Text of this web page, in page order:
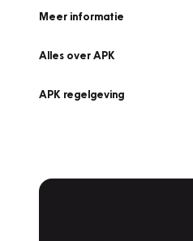
Meer informatie
Alles over APK
APK regelgeving